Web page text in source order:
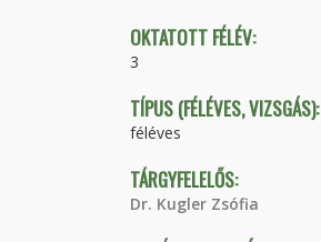
OKTATOTT FÉLÉV:
3
TÍPUS (FÉLÉVES, VIZSGÁS):
féléves
TÁRGYFELELŐS:
Dr. Kugler Zsófia